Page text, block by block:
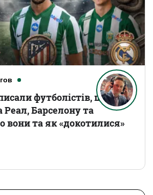
футболістів, що
Реал, Барселону та
вони та як «докотилися»